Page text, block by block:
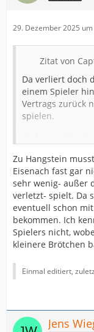
29. Dezember 2025
Zitat von
Da verliert doch
einem Spieler
Vertrags zurück
spielen.
Andererseits
Stimme zu, was
TuS, wenn es
Ich wäre schon
wieder das TuS-
Die Prio scheint
zögert, ihn zu
Zu Hangstein
Eisenach fast gar
sehr wenig- außer
verletzt- spielt. Da
eventuell schon
bekommen. Ich
Spielers nicht,
kleinere Brötchen
Einmal editiert,
Jens